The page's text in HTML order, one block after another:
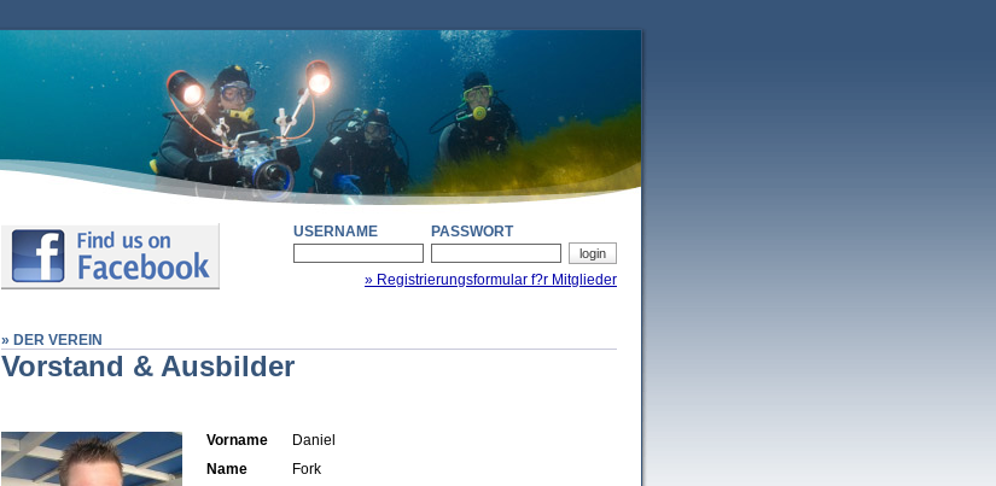
USERNAME PASSWORT
» Registrierungsformular f?r Mitglieder
» DER VEREIN
Vorstand & Ausbilder
Vorname
Daniel
Name
Fork